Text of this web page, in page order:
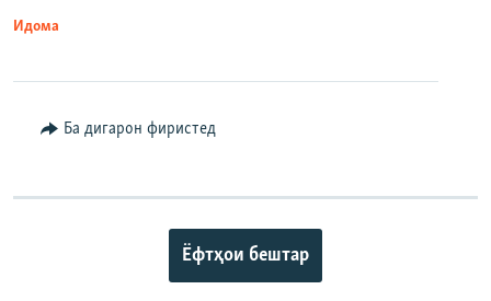
Идома
Ба дигарон фиристед
Ёфтҳои бештар